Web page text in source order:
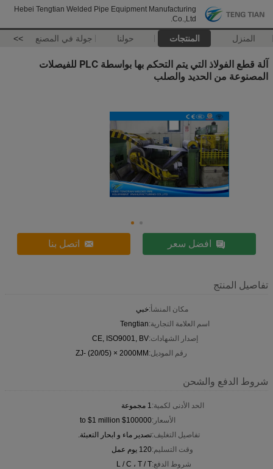
Hebei Tengtian Welded Pipe Equipment Manufacturing
Co.,Ltd.
المنزل المنتجات حولنا جولة في المصنع >>
آلة قطع الفولاذ التي يتم التحكم بها بواسطة PLC للفيصلات
المصنوعة من الحديد والصلب
افضل سعر اتصل بنا
تفاصيل المنتج
مكان المنشأ:خبي
اسم العلامة التجارية:Tengtian
إصدار الشهادات:CE, ISO9001, BV
رقم الموديل:ZJ- (20/05) × 2000MM
شروط الدفع والشحن
الحد الأدنى لكمية:1 مجموعة
الأسعار:$100000 to $1 million
تفاصيل التغليف:تصدير ماء و ابحار التعبئة.
وقت التسليم:120 يوم عمل
شروط الدفع:L / C ، T / T